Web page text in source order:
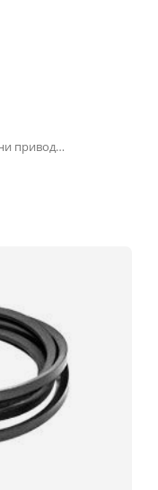
Ремни приводные